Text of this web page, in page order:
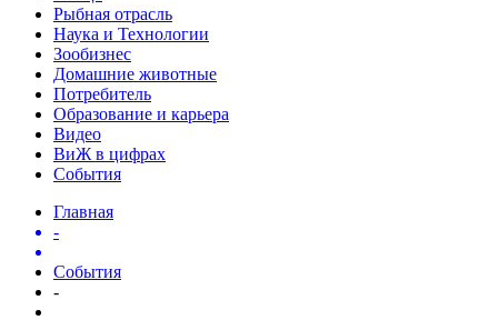
Рыбная отрасль
Наука и Технологии
Зообизнес
Домашние животные
Потребитель
Образование и карьера
Видео
ВиЖ в цифрах
События
Главная
-
События
-